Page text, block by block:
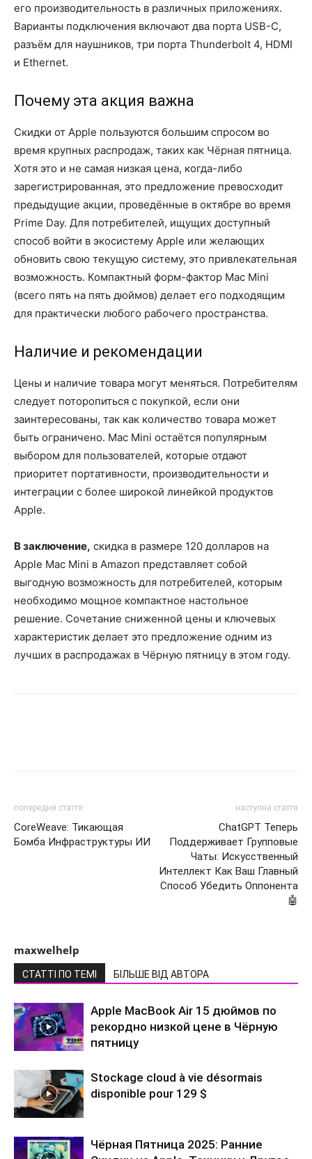
его производительность в различных приложениях.
Варианты подключения включают два порта USB-C,
разъём для наушников, три порта Thunderbolt 4, HDMI
и Ethernet.
Почему эта акция важна
Скидки от Apple пользуются большим спросом во
время крупных распродаж, таких как Чёрная пятница.
Хотя это и не самая низкая цена, когда-либо
зарегистрированная, это предложение превосходит
предыдущие акции, проведённые в октябре во время
Prime Day. Для потребителей, ищущих доступный
способ войти в экосистему Apple или желающих
обновить свою текущую систему, это привлекательная
возможность. Компактный форм-фактор Mac Mini
(всего пять на пять дюймов) делает его подходящим
для практически любого рабочего пространства.
Наличие и рекомендации
Цены и наличие товара могут меняться. Потребителям
следует поторопиться с покупкой, если они
заинтересованы, так как количество товара может
быть ограничено. Mac Mini остаётся популярным
выбором для пользователей, которые отдают
приоритет портативности, производительности и
интеграции с более широкой линейкой продуктов
Apple.
В заключение, скидка в размере 120 долларов на
Apple Mac Mini в Amazon представляет собой
выгодную возможность для потребителей, которым
необходимо мощное компактное настольное
решение. Сочетание сниженной цены и ключевых
характеристик делает это предложение одним из
лучших в распродажах в Чёрную пятницу в этом году.
попередня стаття
CoreWeave: Тикающая
Бомба Инфраструктуры ИИ
наступна стаття
ChatGPT Теперь
Поддерживает Групповые
Чаты: Искусственный
Интеллект Как Ваш Главный
Способ Убедить Оппонента
🤖
maxwelhelp
СТАТТІ ПО ТЕМІ БІЛЬШЕ ВІД АВТОРА
Apple MacBook Air 15 дюймов по
рекордно низкой цене в Чёрную
пятницу
Stockage cloud à vie désormais
disponible pour 129 $
Чёрная Пятница 2025: Ранние